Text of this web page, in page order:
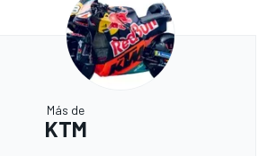
Más de
KTM